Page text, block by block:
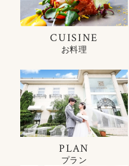
CUISINE
お料理
PLAN
プラン